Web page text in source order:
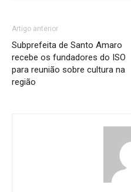
Artigo anterior
Subprefeita de Santo Amaro
recebe os fundadores do ISO
para reunião sobre cultura na
região